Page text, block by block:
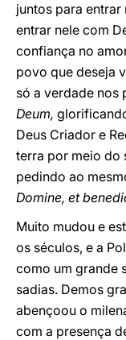
juntos para
entrar nele com
confiança no
povo que deseja
só a verdade nos
Deum,
Deus Criador e
terra por meio do
pedindo ao
Domine, et
Muito mudou e
os séculos, e a
como um grande
sadias. Demos
abençoou o
com a presença